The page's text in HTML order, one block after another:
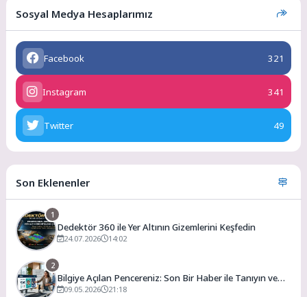
Sosyal Medya Hesaplarımız
Facebook 321
Instagram 341
Twitter 49
Son Eklenenler
1
Dedektör 360 ile Yer Altının Gizemlerini Keşfedin
24.07.2026 14:02
2
Bilgiye Açılan Pencereniz: Son Bir Haber ile Tanıyın ve
Keşfedin
09.05.2026 21:18